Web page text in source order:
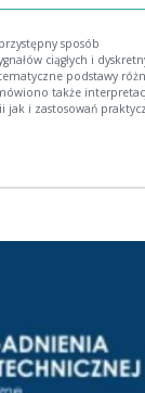
sposób
i dyskretnych do